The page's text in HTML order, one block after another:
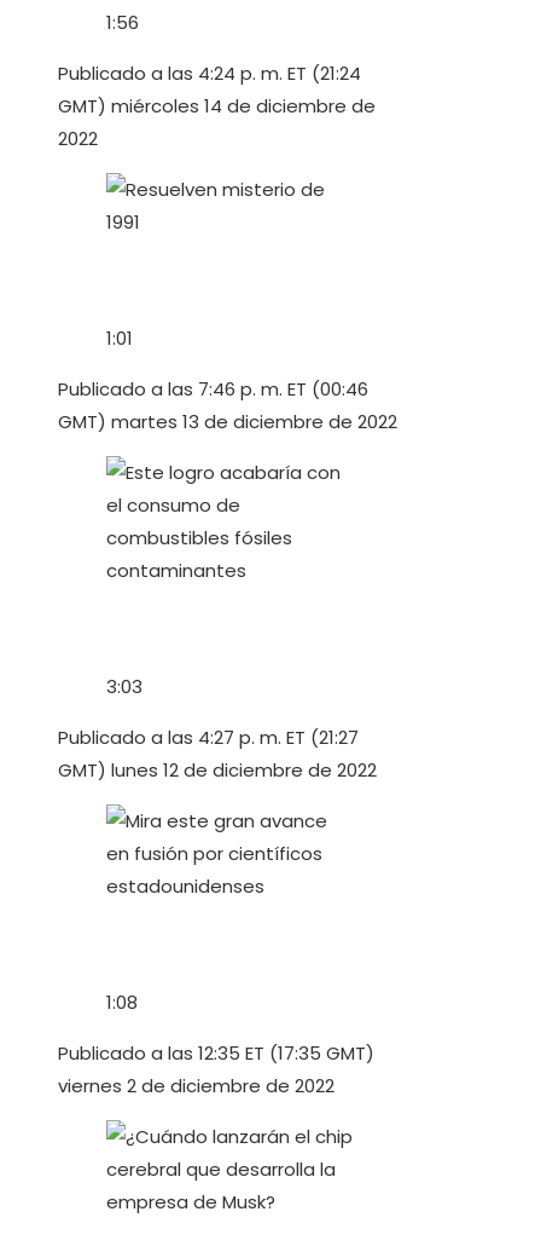
1:56
Publicado a las 4:24 p. m. ET (21:24
GMT) miércoles 14 de diciembre de
2022
1:01
Publicado a las 7:46 p. m. ET (00:46
GMT) martes 13 de diciembre de 2022
3:03
Publicado a las 4:27 p. m. ET (21:27
GMT) lunes 12 de diciembre de 2022
1:08
Publicado a las 12:35 ET (17:35 GMT)
viernes 2 de diciembre de 2022